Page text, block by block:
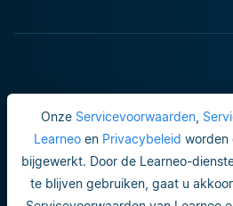
Onze Servicevoorwaarden,
Learneoen Privacybeleid worden
bijgewerkt. Door de Learneo-
te blijven gebruiken, gaat u